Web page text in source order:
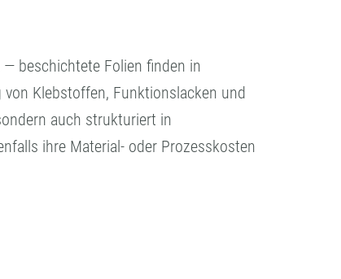
beschichtete Folien finden in
Klebstoffen, Funktionslacken und
auch strukturiert in
ihre Material- oder Prozesskosten